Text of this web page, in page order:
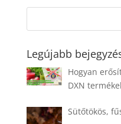
o
k
er
Legújabb
Hogyan
DXN
Sütőtökös,